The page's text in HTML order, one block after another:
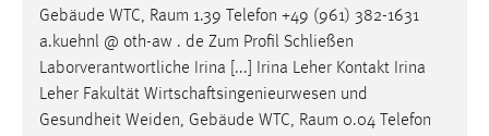
Gebäude WTC, Raum 1.39 Telefon +49 (961) 382-1631
a.kuehnl @ oth-aw . de Zum Profil Schließen
Laborverantwortliche Irina [...] Irina Leher Kontakt Irina
Leher Fakultät Wirtschaftsingenieurwesen und
Gesundheit Weiden, Gebäude WTC, Raum 0.04 Telefon